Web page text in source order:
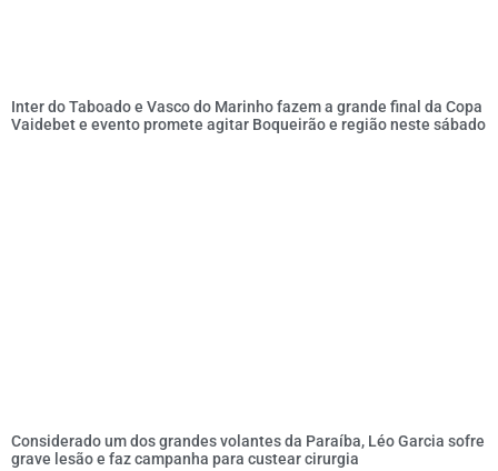
Inter do Taboado e Vasco do Marinho fazem a grande final da Copa
Vaidebet e evento promete agitar Boqueirão e região neste sábado
Considerado um dos grandes volantes da Paraíba, Léo Garcia sofre
grave lesão e faz campanha para custear cirurgia